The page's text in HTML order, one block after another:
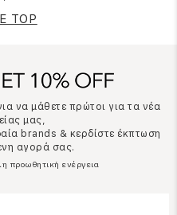
TOP
να μάθετε πρώτοι για τα νέα
μας,
brands & κερδίστε έκπτωση
αγορά σας.
προωθητική ενέργεια